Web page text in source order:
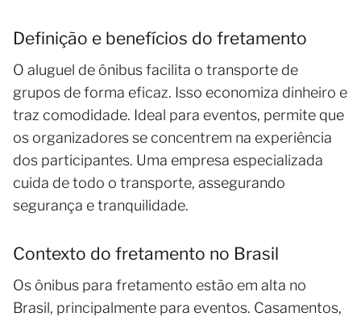
Definição e benefícios do fretamento
O aluguel de ônibus facilita o transporte de
grupos de forma eficaz. Isso economiza dinheiro e
traz comodidade. Ideal para eventos, permite que
os organizadores se concentrem na experiência
dos participantes. Uma empresa especializada
cuida de todo o transporte, assegurando
segurança e tranquilidade.
Contexto do fretamento no Brasil
Os ônibus para fretamento estão em alta no
Brasil, principalmente para eventos. Casamentos,